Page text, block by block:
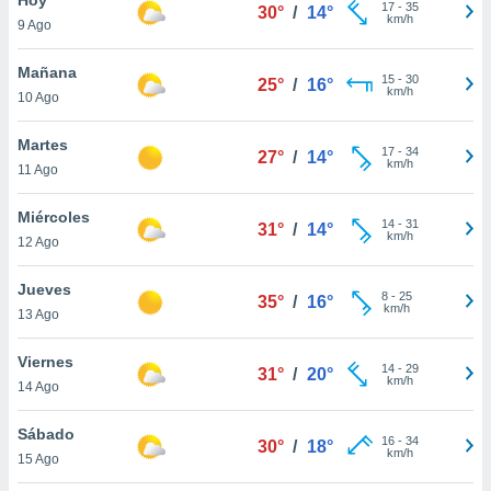
en
más
nuestra
de
cookies
aceptar
9 Ago
30° / 14° 17- 35
km/h
Mañana
10 Ago
25° / 16° 15- 30
km/h
Martes
11 Ago
27° / 14° 17- 34
km/h
Miércoles
12 Ago
31° / 14° 14- 31
km/h
Jueves
13 Ago
35° / 16° 8- 25
km/h
Viernes
14 Ago
31° / 20° 14- 29
km/h
Sábado
15 Ago
30° / 18° 16- 34
km/h